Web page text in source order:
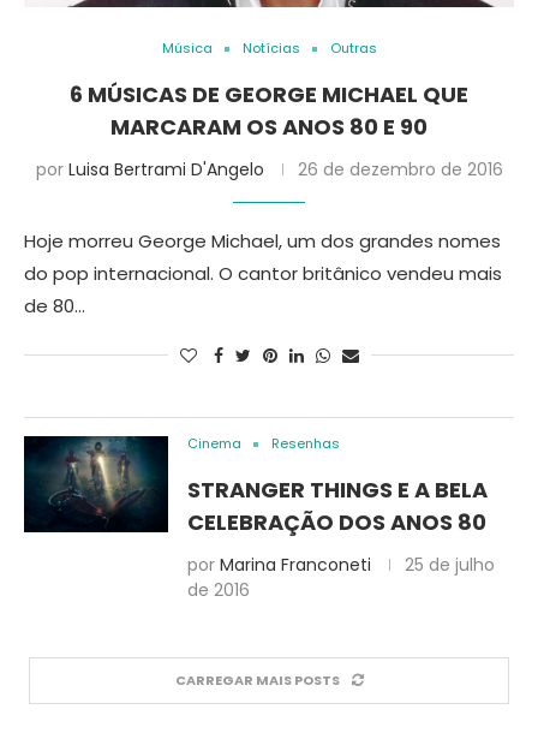
Música Notícias Outras
6 MÚSICAS DE GEORGE MICHAEL QUE
MARCARAM OS ANOS 80 E 90
por Luisa Bertrami D'Angelo 26 de dezembro de 2016
Hoje morreu George Michael, um dos grandes nomes
do pop internacional. O cantor britânico vendeu mais
de 80…
Cinema Resenhas
STRANGER THINGS E A BELA
CELEBRAÇÃO DOS ANOS 80
por Marina Franconeti
25 de julho
de 2016
CARREGAR MAIS POSTS